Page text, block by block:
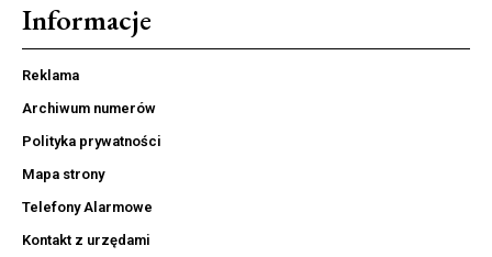
Informacje
Reklama
Archiwum numerów
Polityka prywatności
Mapa strony
Telefony Alarmowe
Kontakt z urzędami